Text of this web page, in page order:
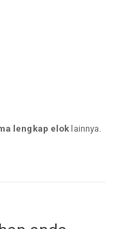
lengkap elok lainnya.